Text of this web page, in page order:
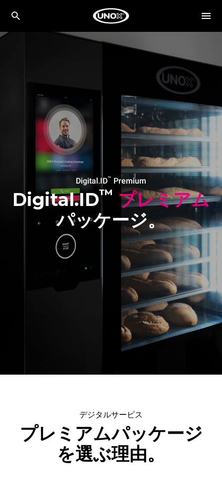
Digital.ID™ Premium
Digital.ID™ プレミアム
パッケージ。
デジタルサービス
プレミアムパッケージ
を選ぶ理由。